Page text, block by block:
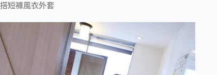
搭短褲風衣外套